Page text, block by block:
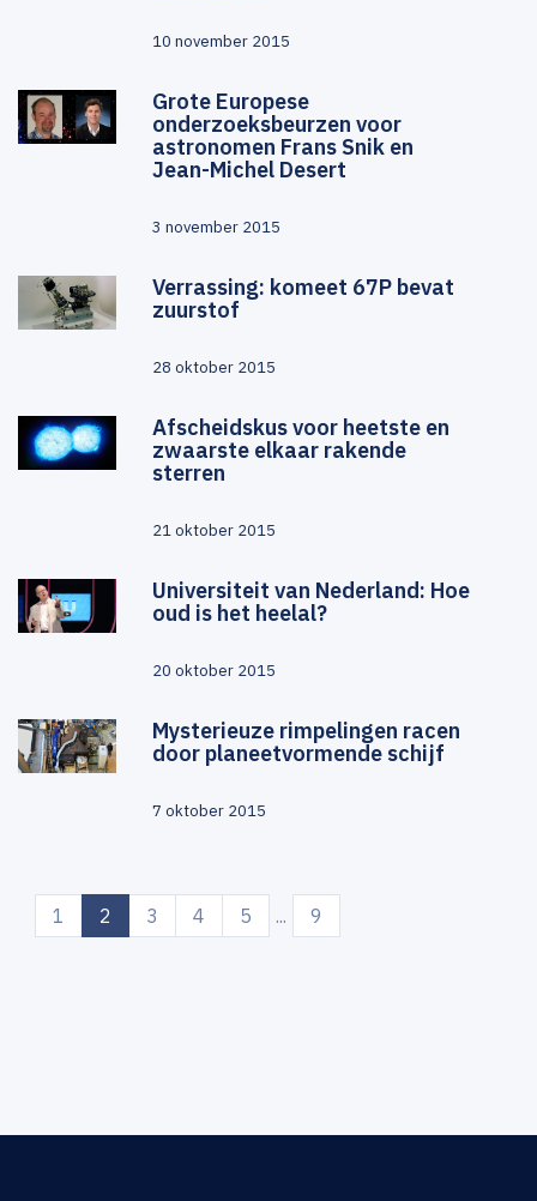
10 november 2015
Grote Europese
onderzoeksbeurzen voor
astronomen Frans Snik en
Jean-Michel Desert
3 november 2015
Verrassing: komeet 67P bevat
zuurstof
28 oktober 2015
Afscheidskus voor heetste en
zwaarste elkaar rakende
sterren
21 oktober 2015
Universiteit van Nederland: Hoe
oud is het heelal?
20 oktober 2015
Mysterieuze rimpelingen racen
door planeetvormende schijf
7 oktober 2015
1 2 (current)
3 4 5 ... 9